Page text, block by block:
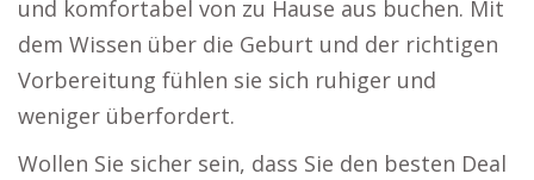
und komfortabel von zu Hause aus buchen. Mit
dem Wissen über die Geburt und der richtigen
Vorbereitung fühlen sie sich ruhiger und
weniger überfordert.
Wollen Sie sicher sein, dass Sie den besten Deal